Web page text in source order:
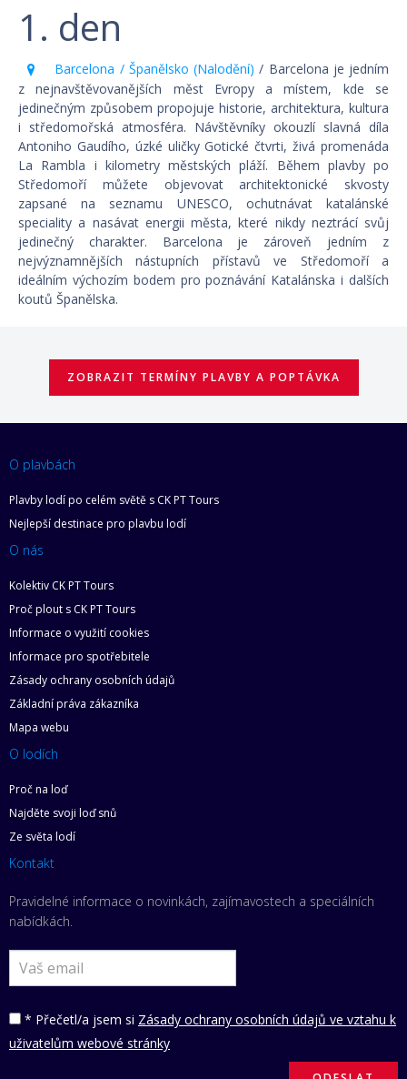
1. den
Barcelona / Španělsko (Nalodění)/ Barcelona je jedním
z nejnavštěvovanějších měst Evropy a místem, kde se
jedinečným způsobem propojuje historie, architektura, kultura
i středomořská atmosféra. Návštěvníky okouzlí slavná díla
Antoniho Gaudího, úzké uličky Gotické čtvrti, živá promenáda
La Rambla i kilometry městských pláží. Během plavby po
Středomoří můžete objevovat architektonické skvosty
zapsané na seznamu UNESCO, ochutnávat katalánské
speciality a nasávat energii města, které nikdy neztrácí svůj
jedinečný charakter. Barcelona je zároveň jedním z
nejvýznamnějších nástupních přístavů ve Středomoří a
ideálním výchozím bodem pro poznávání Katalánska i dalších
koutů Španělska.
ZOBRAZIT TERMÍNY PLAVBY A POPTÁVKA
O plavbách
Plavby lodí po celém světě s CK PT Tours
Nejlepší destinace pro plavbu lodí
O nás
Kolektiv CK PT Tours
Proč plout s CK PT Tours
Informace o využití cookies
Informace pro spotřebitele
Zásady ochrany osobních údajů
Základní práva zákazníka
Mapa webu
O lodích
Proč na loď
Najděte svoji loď snů
Ze světa lodí
Kontakt
Pravidelné informace o novinkách, zajímavostech a speciálních
nabídkách.
* Přečetl/a jsem si Zásady ochrany osobních údajů ve vztahu k
uživatelům webové stránky